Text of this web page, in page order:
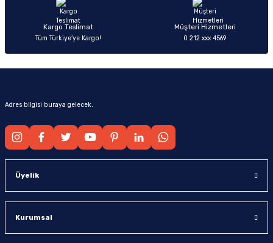
Kargo Teslimat
Tüm Türkiye’ye Kargo!
Müşteri Hizmetleri
0 212 xxx 4569
Adres bilgisi buraya gelecek.
Üyelik
Kurumsal